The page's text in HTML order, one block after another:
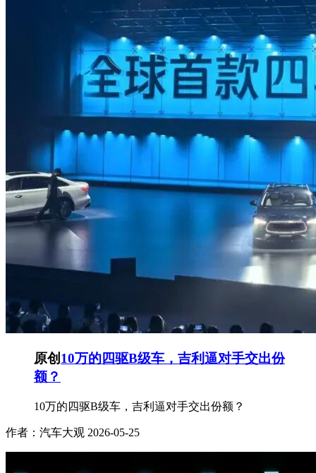
原创 10万的四驱B级车，吉利逼对手交出份
额？
10万的四驱B级车，吉利逼对手交出份额？
作者：汽车大观 2026-05-25